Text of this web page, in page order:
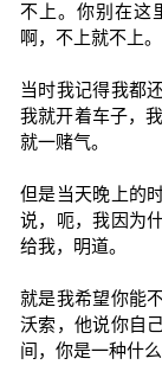
不上。你别在这
啊，不上就不上。
当时我记得我都
我就开着车子，
就一赌气。
但是当天晚上的
说，呃，我因为
给我，明道。
就是我希望你能
沃索，他说你自
间，你是一种什么